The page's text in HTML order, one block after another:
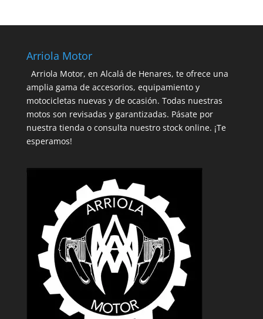
Arriola Motor
Arriola Motor, en Alcalá de Henares, te ofrece una
amplia gama de accesorios, equipamiento y
motocicletas nuevas y de ocasión. Todas nuestras
motos son revisadas y garantizadas. Pásate por
nuestra tienda o consulta nuestro stock online. ¡Te
esperamos!